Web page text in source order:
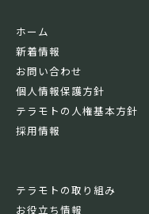
ホーム
新着情報
お問い合わせ
個人情報保護方針
テラモトの人権基本方針
採用情報
テラモトの取り組み
お役立ち情報